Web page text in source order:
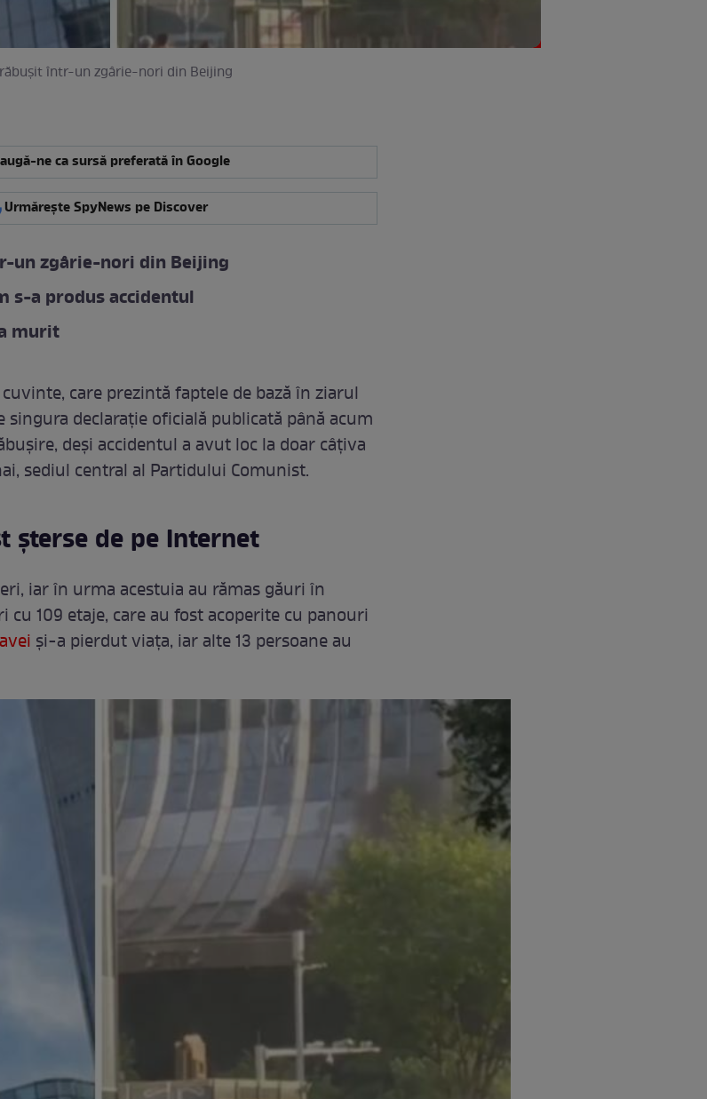
într-un zgârie-nori din Beijing
ne ca sursă preferată în Google
Urmărește SpyNews pe Discover
un zgârie-nori din Beijing
s-a produs accidentul
murit
care prezintă faptele de bază în ziarul
singura declarație oficială publicată până acum
deși accidentul a avut loc la doar câțiva
sediul central al Partidului Comunist.
șterse de pe Internet
iar în urma acestuia au rămas găuri în
109 etaje, care au fost acoperite cu panouri
și-a pierdut viața, iar alte 13 persoane au